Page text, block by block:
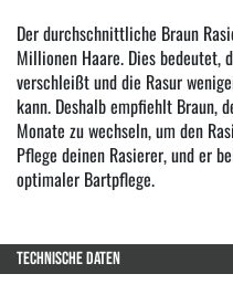
Der durchschnittliche Braun
Millionen Haare. Dies bedeutet,
verschleißt und die Rasur
kann. Deshalb empfiehlt Braun,
Monate zu wechseln, um den
Pflege deinen Rasierer, und er
optimaler Bartpflege.
TECHNISCHE DATEN